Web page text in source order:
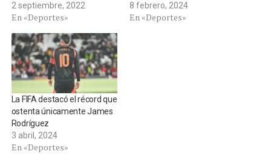
2 septiembre, 2022
En «Deportes»
8 febrero, 2024
En «Deportes»
La FIFA destacó el récord que
ostenta únicamente James
Rodríguez
3 abril, 2024
En «Deportes»